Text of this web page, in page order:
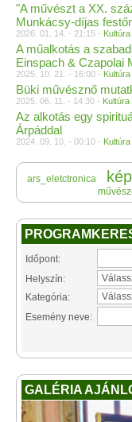
"A művészt a XX.
Munkácsy-díjas
2026. 01. 14. - 21:15 - Kultúra
A műalkotás a
Einspach & Czapolai
2025. 10. 21. - 16:00 - Kultúra
Büki művésznő
2025. 06. 11. - 14:30 - Kultúra
Az alkotás egy
Árpáddal
2024. 09. 10. - 00:10 - Kultúra
ars_eletctronica
Időpont:
Helyszín:
Kategória:
Esemény neve:
GALÉRIA